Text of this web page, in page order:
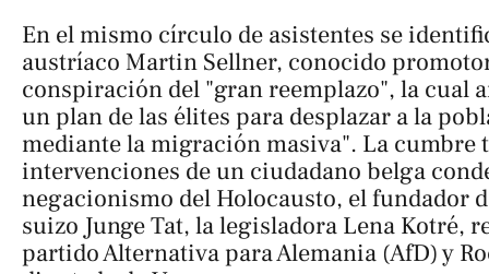
En el mismo círculo de asistentes se
austríaco Martin Sellner, conocido
conspiración del "gran reemplazo", la cual
un plan de las élites para desplazar a la
mediante la migración masiva". La cumbre
intervenciones de un ciudadano belga
negacionismo del Holocausto, el fundador
suizo Junge Tat, la legisladora Lena Kotré,
partido Alternativa para Alemania (AfD) y